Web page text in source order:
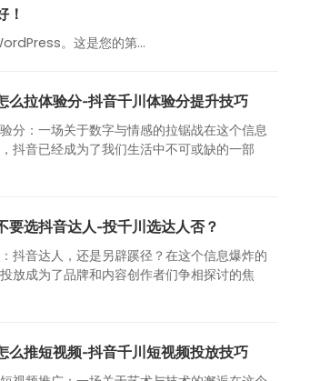
！
。这是您的第…
么拉体验分-抖音千川体验分提升技巧
分：一场关于数字与情感的拉锯战在这个信息
抖音已经成为了我们生活中不可或缺的一部
要选抖音达人-投千川选达人否？
抖音达人，还是另辟蹊径？在这个信息爆炸的
放成为了品牌和内容创作者们争相探讨的焦
么推短视频-抖音千川短视频投放技巧